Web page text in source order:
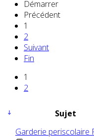
Démarrer
Précédent
1
2
Suivant
Fin
1
2
Sujet
Garderie periscolaire